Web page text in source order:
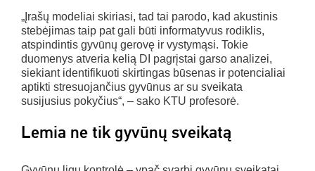
„Įrašų modeliai skiriasi, tad tai parodo, kad akustinis
stebėjimas taip pat gali būti informatyvus rodiklis,
atspindintis gyvūnų gerovę ir vystymąsi. Tokie
duomenys atveria kelią DI pagrįstai garso analizei,
siekiant identifikuoti skirtingas būsenas ir potencialiai
aptikti stresuojančius gyvūnus ar su sveikata
susijusius pokyčius“, – sako KTU profesorė.
Lemia ne tik gyvūnų sveikatą